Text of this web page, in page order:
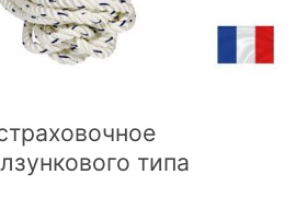
типа